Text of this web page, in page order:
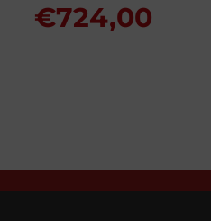
€724,00